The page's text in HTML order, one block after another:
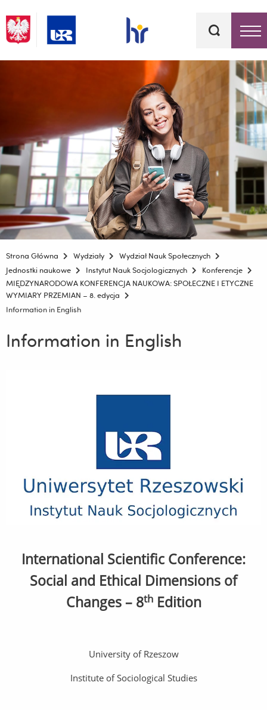
kluczowe
Strona Główna Wydziały
Wydział Nauk Społecznych
Jednostki naukowe
Instytut Nauk Socjologicznych
Konferencje
MIĘDZYNARODOWA KONFERENCJA NAUKOWA: SPOŁECZNE I ETYCZNE
WYMIARY PRZEMIAN – 8. edycja
Information in English
Information in English
International Scientific Conference:
Social and Ethical Dimensions of
Changes – 8thEdition
University of Rzeszow
Institute of Sociological Studies